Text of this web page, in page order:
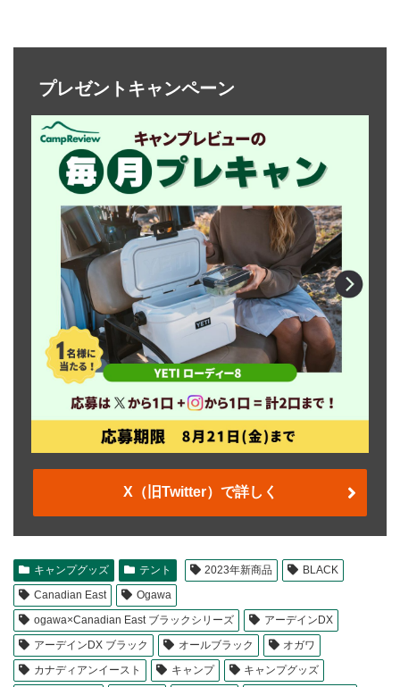
プレゼントキャンペーン
X（旧Twitter）で詳しく
キャンプグッズ テント 2023年新商品
BLACK
Canadian East
Ogawa
ogawa×Canadian East ブラックシリーズ
アーデインDX
アーデインDX ブラック
オールブラック
オガワ
カナディアンイースト
キャンプ
キャンプグッズ